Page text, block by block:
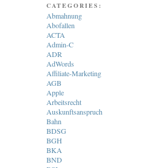
CATEGORIES:
Abmahnung
Abofallen
ACTA
Admin-C
ADR
AdWords
Affiliate-Marketing
AGB
Apple
Arbeitsrecht
Auskunftsanspruch
Bahn
BDSG
BGH
BKA
BND